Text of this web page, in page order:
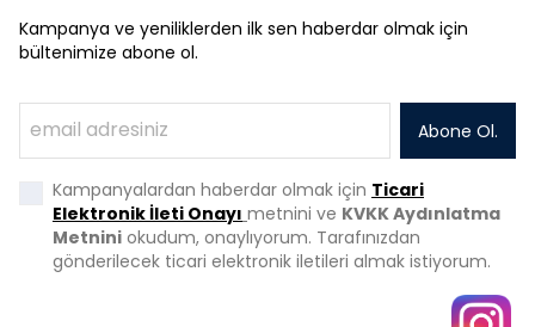
Kampanya ve yeniliklerden ilk sen haberdar olmak için
bültenimize abone ol.
Abone Ol.
Kampanyalardan haberdar olmak için Ticari
Elektronik İleti Onayı metnini ve KVKK Aydınlatma
Metnini okudum, onaylıyorum. Tarafınızdan
gönderilecek ticari elektronik iletileri almak istiyorum.